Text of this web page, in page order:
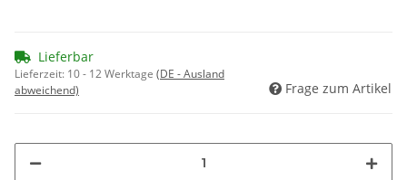
Lieferbar
Lieferzeit: 10 - 12 Werktage (DE - Ausland
abweichend)
Frage zum Artikel